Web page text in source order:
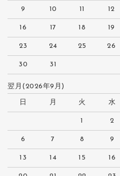
9 10 11 12
16 17 18 19
23 24 25 26
30 31
翌月(2026年9月)
日 月 火 水
1 2
6 7 8 9
13 14 15 16